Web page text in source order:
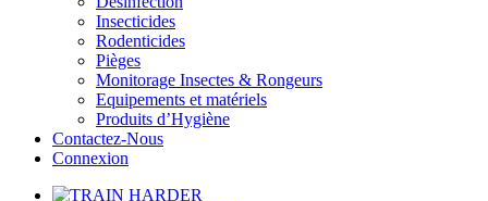
Insecticides
Rodenticides
Pièges
Monitorage Insectes & Rongeurs
Equipements et matériels
Produits d’Hygiène
Contactez-Nous
Connexion